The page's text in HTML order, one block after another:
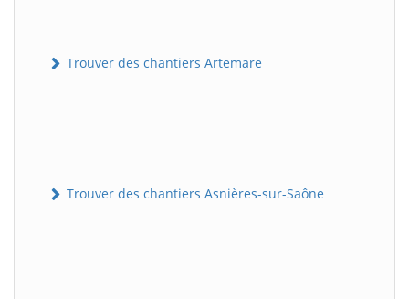
Trouver des chantiers Artemare
Trouver des chantiers Asnières-sur-Saône